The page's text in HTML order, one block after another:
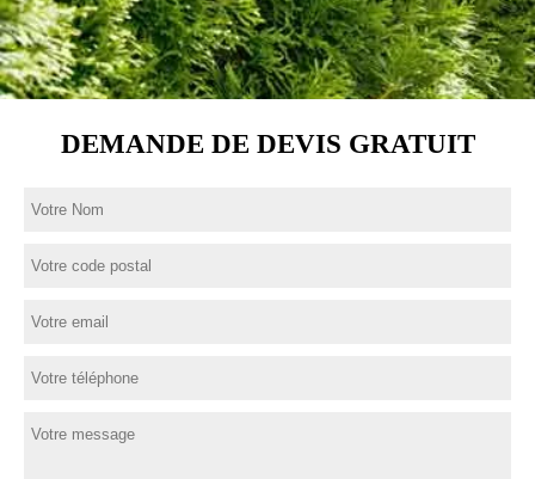
DEMANDE DE DEVIS GRATUIT